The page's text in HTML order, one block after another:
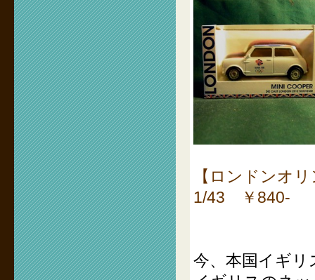
【ロンドンオ
1/43 ￥840-
今、本国イギ